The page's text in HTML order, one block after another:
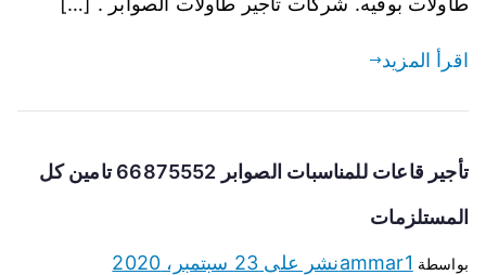
اقرأ المزيد
تأجير قاعات للمناسبات الصوابر 66875552 تامين كل
المستلزمات
بواسطة ammar1نشر على 23 سبتمبر، 2020